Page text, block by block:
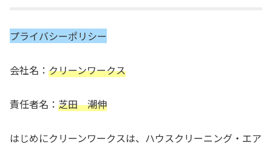
プライバシーポリシー
会社名： クリーンワークス
責任者名： 芝田 潮伸
はじめにクリーンワークスは、ハウスクリーニング・エア